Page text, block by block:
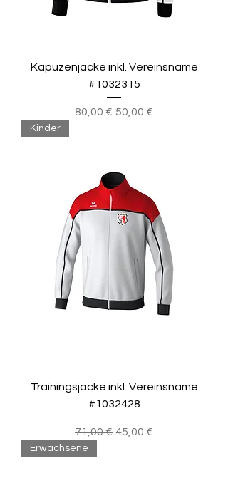
Kapuzenjacke inkl. Vereinsname
#1032315
Standardpreis
80,00 € Sale-Preis
50,00 €
Kinder
Trainingsjacke inkl. Vereinsname
#1032428
Standardpreis
71,00 € Sale-Preis
45,00 €
Erwachsene